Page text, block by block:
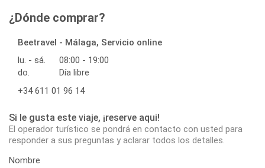
¿Dónde comprar?
Beetravel - Málaga, Servicio online
lu. - sá.
08:00 - 19:00
do.
Día libre
+34 611 01 96 14
Si le gusta este viaje, ¡reserve aqui!
El operador turístico se pondrá en contacto con usted para
responder a sus preguntas y aclarar todos los detalles.
Nombre